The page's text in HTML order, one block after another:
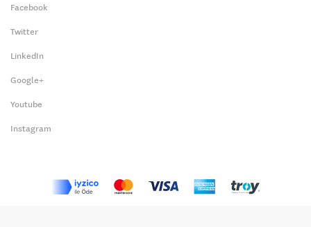
Facebook
Twitter
LinkedIn
Google+
Youtube
Instagram